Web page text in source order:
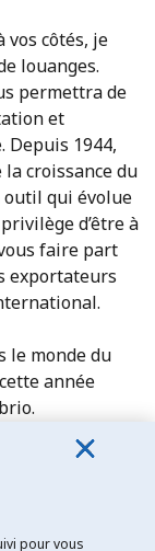
vos côtés, je
louanges.
permettra de
et
Depuis 1944,
croissance du
outil qui évolue
d’être à
faire part
exportateurs
le monde du
année
par
pour vous